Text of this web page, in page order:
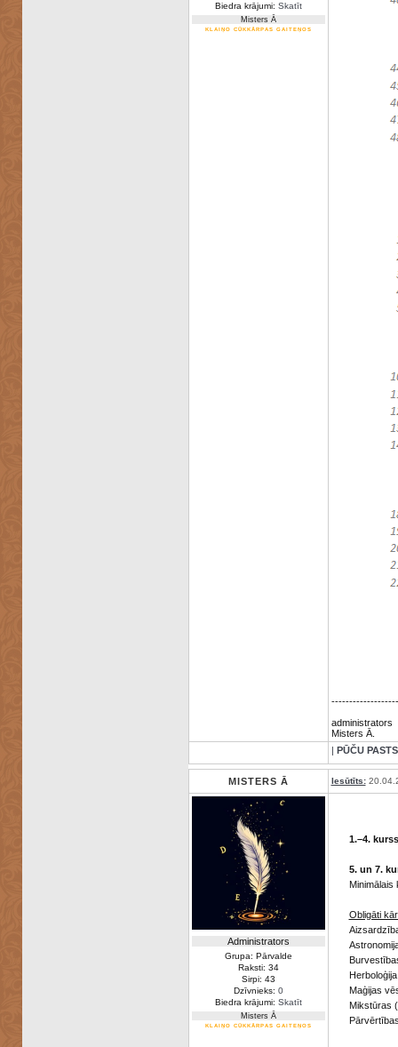
Biedra krājumi: Skatīt
Misters Ā
KLAIŅO CŪKKĀRPAS GAITEŅOS
administrators
Misters Ā.
| PŪČU PASTS
MISTERS Ā Iesūtīts:
Administrators
Grupa: Pārvalde
Raksti: 34
Sirpi: 43
Dzīvnieks: 0
Biedra krājumi: Skatīt
Misters Ā
KLAIŅO CŪKKĀRPAS GAITEŅOS
1.–4.
5. un 7.
Minimālais
Obligāti
Maģijas
Mikstūras